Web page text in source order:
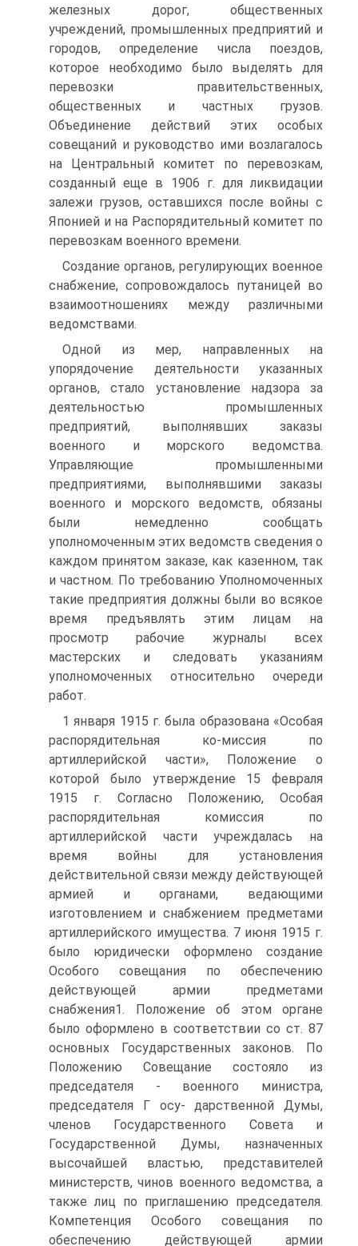
железных дорог, общественных
учреждений, промышленных предприятий и
городов, определение числа поездов,
которое необходимо было выделять для
перевозки правительственных,
общественных и частных грузов.
Объединение действий этих особых
совещаний и руководство ими возлагалось
на Центральный комитет по перевозкам,
созданный еще в 1906 г. для ликвидации
залежи грузов, оставшихся после войны с
Японией и на Распорядительный комитет по
перевозкам военного времени.
Создание органов, регулирующих военное
снабжение, сопровождалось путаницей во
взаимоотношениях между различными
ведомствами.
Одной из мер, направленных на
упорядочение деятельности указанных
органов, стало установление надзора за
деятельностью промышленных
предприятий, выполнявших заказы
военного и морского ведомства.
Управляющие промышленными
предприятиями, выполнявшими заказы
военного и морского ведомств, обязаны
были немедленно сообщать
уполномоченным этих ведомств сведения о
каждом принятом заказе, как казенном, так
и частном. По требованию Уполномоченных
такие предприятия должны были во всякое
время предъявлять этим лицам на
просмотр рабочие журналы всех
мастерских и следовать указаниям
уполномоченных относительно очереди
работ.
1 января 1915 г. была образована «Особая
распорядительная ко-миссия по
артиллерийской части», Положение о
которой было утверждение 15 февраля
1915 г. Согласно Положению, Особая
распорядительная комиссия по
артиллерийской части учреждалась на
время войны для установления
действительной связи между действующей
армией и органами, ведающими
изготовлением и снабжением предметами
артиллерийского имущества. 7 июня 1915 г.
было юридически оформлено создание
Особого совещания по обеспечению
действующей армии предметами
снабжения1. Положение об этом органе
было оформлено в соответствии со ст. 87
основных Государственных законов. По
Положению Совещание состояло из
председателя - военного министра,
председателя Г осу- дарственной Думы,
членов Государственного Совета и
Государственной Думы, назначенных
высочайшей властью, представителей
министерств, чинов военного ведомства, а
также лиц по приглашению председателя.
Компетенция Особого совещания по
обеспечению действующей армии